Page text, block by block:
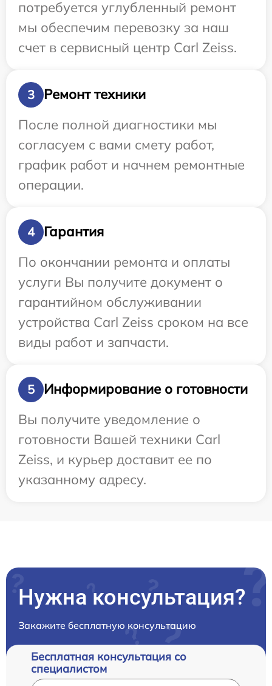
потребуется углубленный ремонт
мы обеспечим перевозку за наш
счет в сервисный центр Carl Zeiss.
3
Ремонт техники
После полной диагностики мы
согласуем с вами смету работ,
график работ и начнем ремонтные
операции.
4
Гарантия
По окончании ремонта и оплаты
услуги Вы получите документ о
гарантийном обслуживании
устройства Carl Zeiss сроком на все
виды работ и запчасти.
5
Информирование о готовности
Вы получите уведомление о
готовности Вашей техники Carl
Zeiss, и курьер доставит ее по
указанному адресу.
Нужна консультация?
Закажите бесплатную консультацию
Бесплатная консультация со
специалистом